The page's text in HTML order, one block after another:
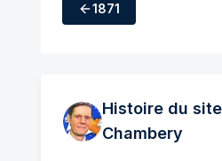
1871
Histoire du
Chambery